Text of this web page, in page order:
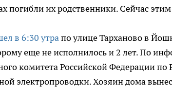
погибли их родственники. Сейчас этим
в 6:30 утрапо улице Тарханово в
еще не исполнилось и 2 лет. По
комитета Российской Федерации
электропроводки. Хозяин дома